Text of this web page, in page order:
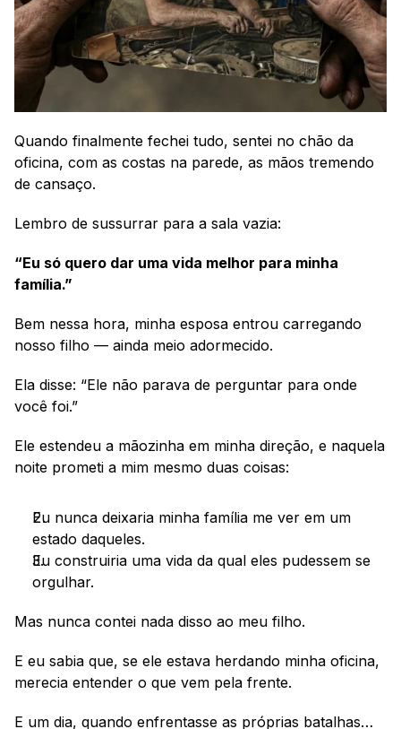
Quando finalmente fechei tudo, sentei no chão da
oficina, com as costas na parede, as mãos tremendo
de cansaço.
Lembro de sussurrar para a sala vazia:
“Eu só quero dar uma vida melhor para minha
família.”
Bem nessa hora, minha esposa entrou carregando
nosso filho — ainda meio adormecido.
Ela disse: “Ele não parava de perguntar para onde
você foi.”
Ele estendeu a mãozinha em minha direção, e naquela
noite prometi a mim mesmo duas coisas:
Eu nunca deixaria minha família me ver em um
estado daqueles.
Eu construiria uma vida da qual eles pudessem se
orgulhar.
Mas nunca contei nada disso ao meu filho.
E eu sabia que, se ele estava herdando minha oficina,
merecia entender o que vem pela frente.
E um dia, quando enfrentasse as próprias batalhas…